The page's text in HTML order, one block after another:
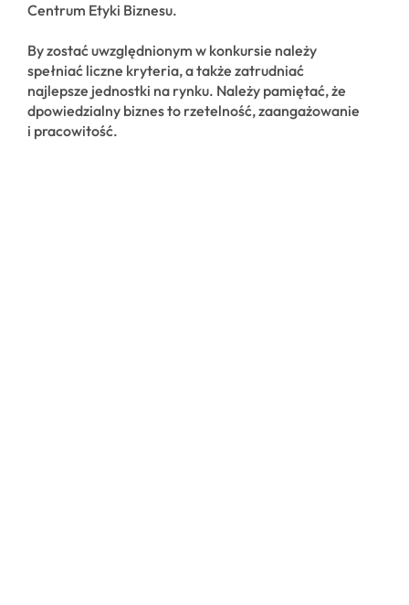
Centrum Etyki Biznesu.
By zostać uwzględnionym w konkursie należy
spełniać liczne kryteria, a także zatrudniać
najlepsze jednostki na rynku. Należy pamiętać, że
dpowiedzialny biznes to rzetelność, zaangażowanie
i pracowitość.